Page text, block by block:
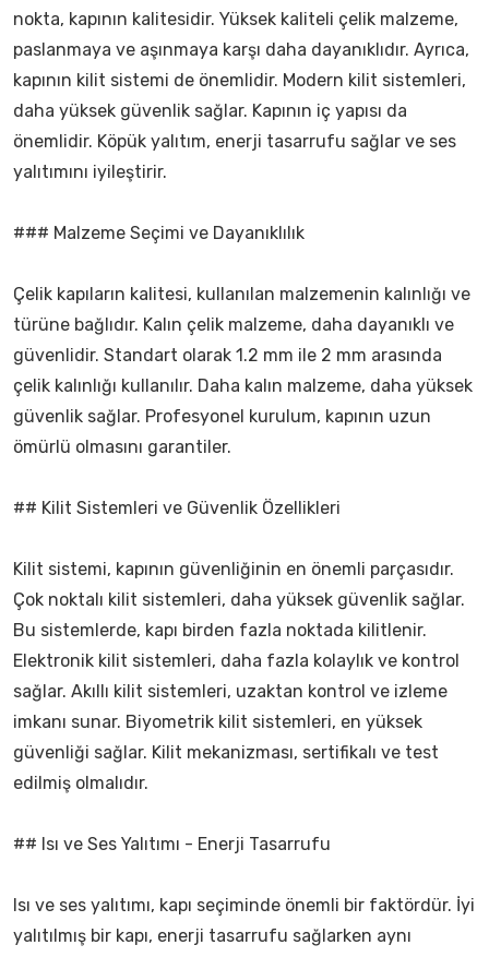
nokta, kapının kalitesidir. Yüksek kaliteli çelik malzeme,
paslanmaya ve aşınmaya karşı daha dayanıklıdır. Ayrıca,
kapının kilit sistemi de önemlidir. Modern kilit sistemleri,
daha yüksek güvenlik sağlar. Kapının iç yapısı da
önemlidir. Köpük yalıtım, enerji tasarrufu sağlar ve ses
yalıtımını iyileştirir.
### Malzeme Seçimi ve Dayanıklılık
Çelik kapıların kalitesi, kullanılan malzemenin kalınlığı ve
türüne bağlıdır. Kalın çelik malzeme, daha dayanıklı ve
güvenlidir. Standart olarak 1.2 mm ile 2 mm arasında
çelik kalınlığı kullanılır. Daha kalın malzeme, daha yüksek
güvenlik sağlar. Profesyonel kurulum, kapının uzun
ömürlü olmasını garantiler.
## Kilit Sistemleri ve Güvenlik Özellikleri
Kilit sistemi, kapının güvenliğinin en önemli parçasıdır.
Çok noktalı kilit sistemleri, daha yüksek güvenlik sağlar.
Bu sistemlerde, kapı birden fazla noktada kilitlenir.
Elektronik kilit sistemleri, daha fazla kolaylık ve kontrol
sağlar. Akıllı kilit sistemleri, uzaktan kontrol ve izleme
imkanı sunar. Biyometrik kilit sistemleri, en yüksek
güvenliği sağlar. Kilit mekanizması, sertifikalı ve test
edilmiş olmalıdır.
## Isı ve Ses Yalıtımı - Enerji Tasarrufu
Isı ve ses yalıtımı, kapı seçiminde önemli bir faktördür. İyi
yalıtılmış bir kapı, enerji tasarrufu sağlarken aynı